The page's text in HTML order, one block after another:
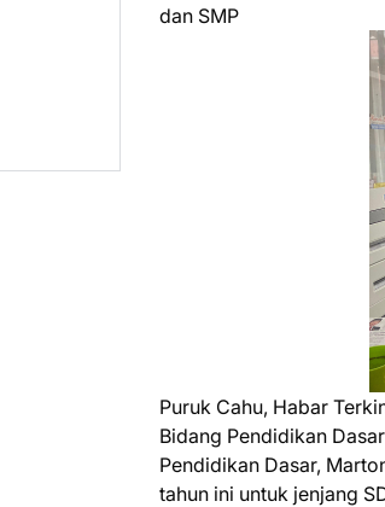
dan SMP
Puruk Cahu, Habar
Bidang Pendidikan
Pendidikan Dasar,
tahun ini untuk jenjang